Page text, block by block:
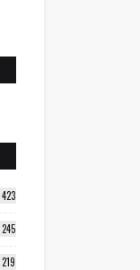
423
245
219